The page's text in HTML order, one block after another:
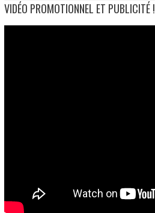
VIDÉO PROMOTIONNEL ET PUBLICITÉ !